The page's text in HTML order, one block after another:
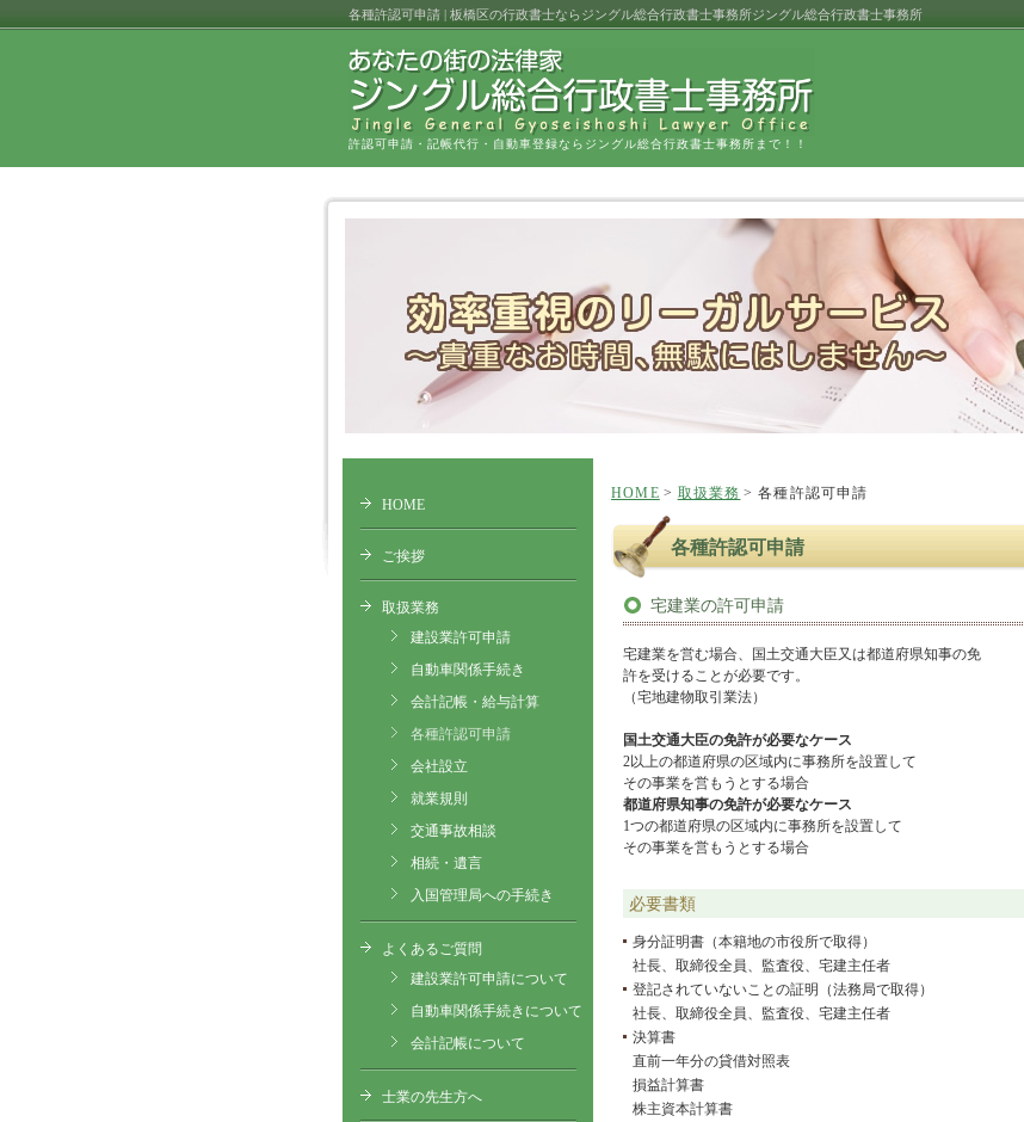
各種許認可申請 | 板橋区の行政書士ならジングル総合行政書士事務所ジングル総合行政書士事務所
許認可申請・記帳代行・自動車登録ならジングル総合行政書士事務所まで！！
HOME 取扱業務 各種許認可申請
各種許認可申請
宅建業の許可申請
宅建業を営む場合、国土交通大臣又は都道府県知事の免
許を受けることが必要です。
（宅地建物取引業法）
国土交通大臣の免許が必要なケース
2以上の都道府県の区域内に事務所を設置して
その事業を営もうとする場合
都道府県知事の免許が必要なケース
1つの都道府県の区域内に事務所を設置して
その事業を営もうとする場合
必要書類
身分証明書（本籍地の市役所で取得）
社長、取締役全員、監査役、宅建主任者
登記されていないことの証明（法務局で取得）
社長、取締役全員、監査役、宅建主任者
決算書
直前一年分の貸借対照表
損益計算書
株主資本計算書
HOME
ご挨拶
取扱業務
建設業許可申請
自動車関係手続き
会計記帳・給与計算
各種許認可申請
会社設立
就業規則
交通事故相談
相続・遺言
入国管理局への手続き
よくあるご質問
建設業許可申請について
自動車関係手続きについて
会計記帳について
士業の先生方へ